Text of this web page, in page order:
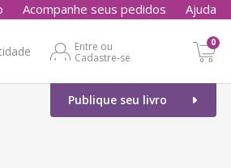
Acompanhe seus pedidos Ajuda
Entre ou
Cadastre-se
0
Publique seu livro